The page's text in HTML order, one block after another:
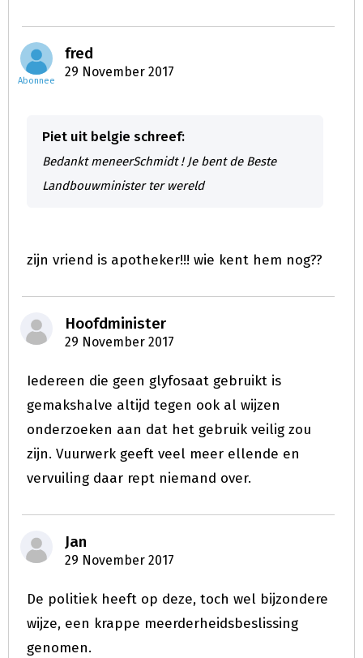
Abonnee
fred
29 November 2017
Piet uit belgie schreef:
Bedankt meneerSchmidt ! Je bent de Beste
Landbouwminister ter wereld
zijn vriend is apotheker!!! wie kent hem nog??
Hoofdminister
29 November 2017
Iedereen die geen glyfosaat gebruikt is
gemakshalve altijd tegen ook al wijzen
onderzoeken aan dat het gebruik veilig zou
zijn. Vuurwerk geeft veel meer ellende en
vervuiling daar rept niemand over.
Jan
29 November 2017
De politiek heeft op deze, toch wel bijzondere
wijze, een krappe meerderheidsbeslissing
genomen.